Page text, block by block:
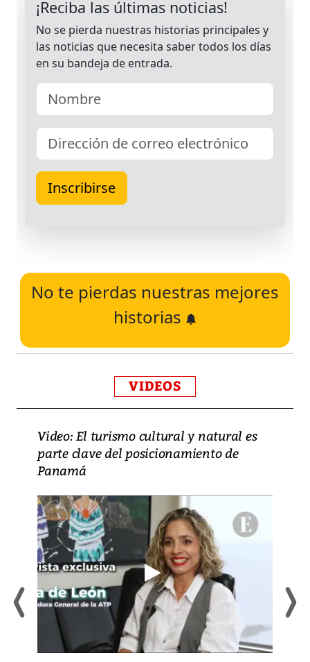
No te pierdas nuestras mejores
historias
VIDEOS
Video: El turismo cultural y natural es
parte clave del posicionamiento de
Panamá